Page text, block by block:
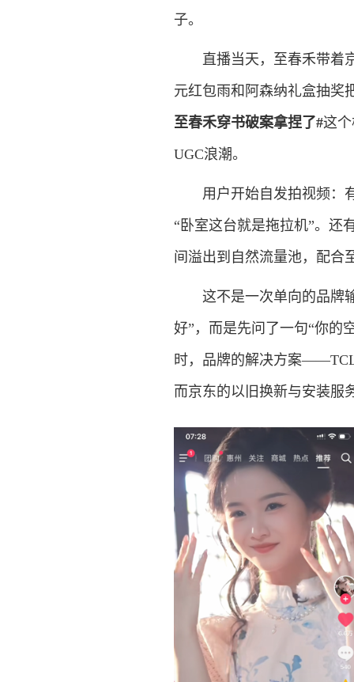
子。
直播当天，至春禾带着京
元红包雨和阿森纳礼盒抽奖
至春禾穿书破案拿捏了#这
UGC浪潮。
用户开始自发拍视频：有
“卧室这台就是拖拉机”。还
间溢出到自然流量池，配合
这不是一次单向的品牌输
好”，而是先问了一句“你的
时，品牌的解决方案
而京东的以旧换新与安装服